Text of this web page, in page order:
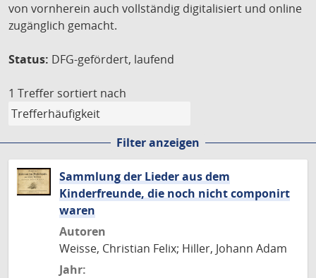
von vornherein auch vollständig digitalisiert und online
zugänglich gemacht.
Status: DFG-gefördert, laufend
1 Treffer sortiert nach
Filter anzeigen
Sammlung der Lieder aus dem
Kinderfreunde, die noch nicht componirt
waren
Autoren
Weisse, Christian Felix; Hiller, Johann Adam
Jahr: